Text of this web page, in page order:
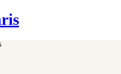
17 juillet 16h au 12 août.